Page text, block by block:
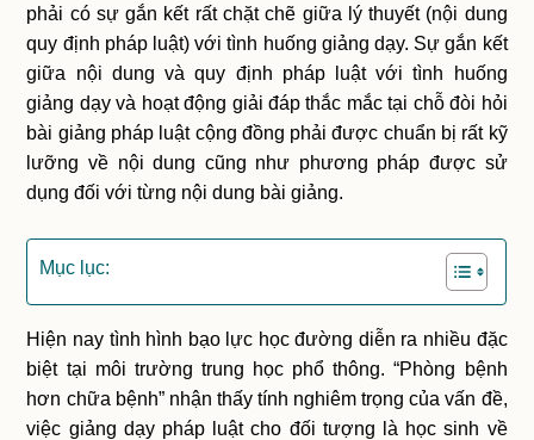
phải có sự gắn kết rất chặt chẽ giữa lý thuyết (nội dung
quy định pháp luật) với tình huống giảng dạy. Sự gắn kết
giữa nội dung và quy định pháp luật với tình huống
giảng dạy và hoạt động giải đáp thắc mắc tại chỗ đòi hỏi
bài giảng pháp luật cộng đồng phải được chuẩn bị rất kỹ
lưỡng về nội dung cũng như phương pháp được sử
dụng đối với từng nội dung bài giảng.
Mục lục:
Hiện nay tình hình bạo lực học đường diễn ra nhiều đặc
biệt tại môi trường trung học phổ thông. “Phòng bệnh
hơn chữa bệnh” nhận thấy tính nghiêm trọng của vấn đề,
việc giảng dạy pháp luật cho đối tượng là học sinh về